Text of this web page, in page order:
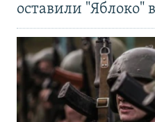
оставили "Яблоко"